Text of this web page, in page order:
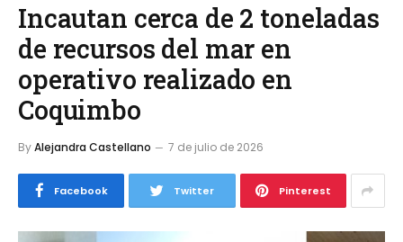
Incautan cerca de 2 toneladas
de recursos del mar en
operativo realizado en
Coquimbo
ByAlejandra Castellano 7 de julio de 2026
Facebook Twitter Pinterest